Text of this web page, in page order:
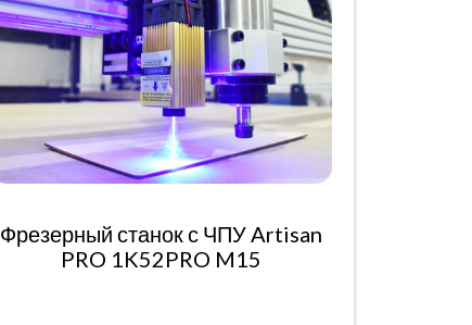
Фрезерный станок с ЧПУ Artisan
PRO 1K52PRO M15